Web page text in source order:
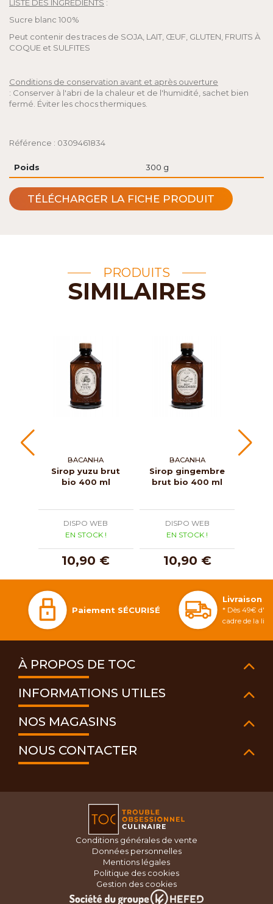
LISTE DES INGRÉDIENTS :
Sucre blanc 100%
Peut contenir des traces de SOJA, LAIT, ŒUF, GLUTEN, FRUITS À
COQUE et SULFITES
Conditions de conservation avant et après ouverture
: Conserver à l'abri de la chaleur et de l'humidité, sachet bien
fermé. Éviter les chocs thermiques.
Référence : 0309461834
Poids 300 g
TÉLÉCHARGER LA FICHE PRODUIT
PRODUITS
SIMILAIRES
BACANHA
Sirop yuzu brut
bio 400 ml
DISPO WEB
EN STOCK !
10,90 €
BACANHA
Sirop gingembre
brut bio 400 ml
DISPO WEB
EN STOCK !
10,90 €
Paiement SÉCURISÉ
Livraison
* Dès 49€
cadre de la
À PROPOS DE TOC
INFORMATIONS UTILES
NOS MAGASINS
NOUS CONTACTER
Conditions générales de vente
Données personnelles
Mentions légales
Politique des cookies
Gestion des cookies